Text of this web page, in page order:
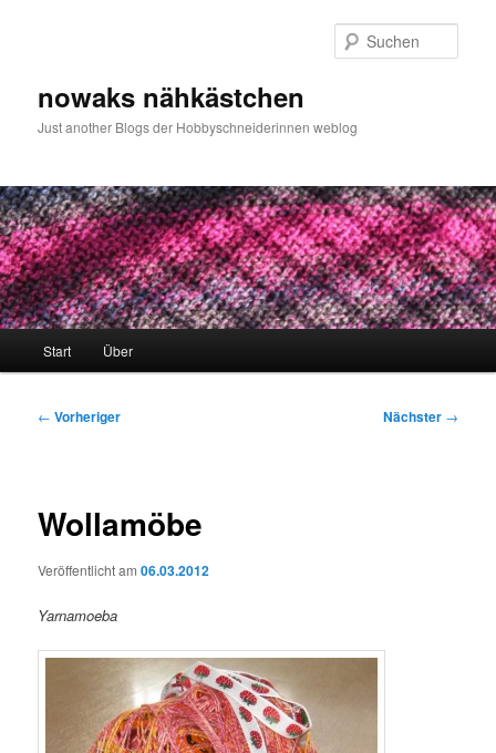
nowaks nähkästchen
Just another Blogs der Hobbyschneiderinnen weblog
Start Über
Beitragsnavigation
← Vorheriger Nächster →
Wollamöbe
Veröffentlicht am06.03.2012
Yarnamoeba